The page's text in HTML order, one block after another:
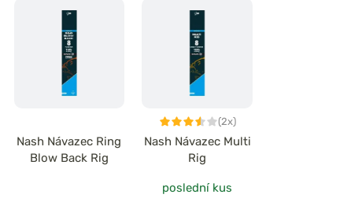
Nash Návazec Ring
Blow Back Rig
(2x)
Nash Návazec Multi
Rig
poslední kus